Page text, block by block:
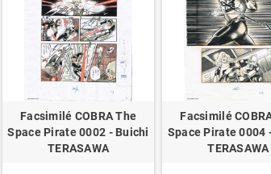
Facsimilé COBRA The
Space Pirate 0002 - Buichi
TERASAWA
Facsimilé
Space Pirate 0004
TERASAWA